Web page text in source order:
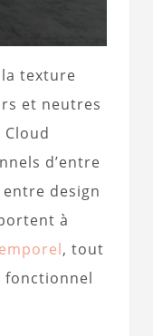
texture
et neutres
d’entre
design
à
, tout
fonctionnel